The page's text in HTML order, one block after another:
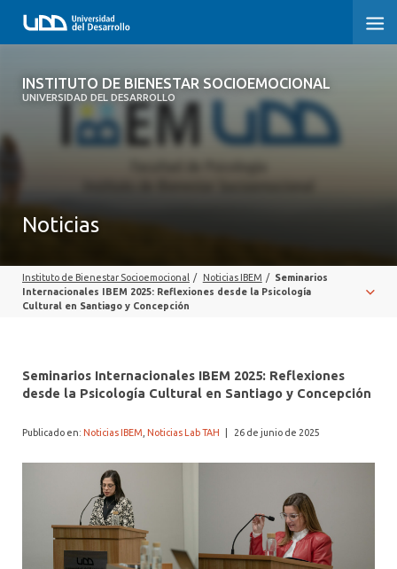
INSTITUTO DE BIENESTAR SOCIOEMOCIONAL
UNIVERSIDAD DEL DESARROLLO
INSTITUTO DE BIENESTAR
SOCIOEMOCIONAL
FORMAR
CONTACTO
Noticias
Instituto de Bienestar Socioemocional / Noticias IBEM / Seminarios
Internacionales IBEM 2025: Reflexiones desde la Psicología
Cultural en Santiago y Concepción
Seminarios Internacionales IBEM 2025: Reflexiones
desde la Psicología Cultural en Santiago y Concepción
Publicado en: Noticias IBEM Noticias Lab TAH 26 de junio de 2025